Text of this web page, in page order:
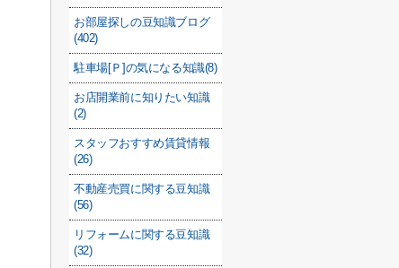
お部屋探しの豆知識ブログ
(402)
駐車場[Ｐ]の気になる知識(8)
お店開業前に知りたい知識
(2)
スタッフおすすめ賃貸情報
(26)
不動産売買に関する豆知識
(56)
リフォームに関する豆知識
(32)